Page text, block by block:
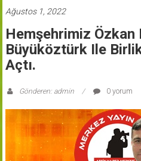
Ağustos 1, 2022
Hemşehrimiz Özkan
Büyüköztürk Ile
Açtı.
Gönderen: admin 0 yorum